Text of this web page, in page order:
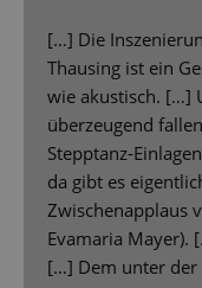
[…] Die
Thausing ist ein
wie akustisch. […]
überzeugend
Stepptanz-
da gibt es
Zwischenapplaus
Evamaria Mayer).
[…] Dem unter der